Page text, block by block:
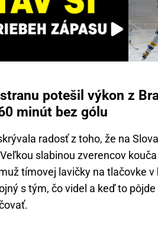
potešil výkon z
minút bez gólu
radosť z toho, že na
slabinou zverencov
tímovej lavičky na tlačovke
s tým, čo videl a keď to